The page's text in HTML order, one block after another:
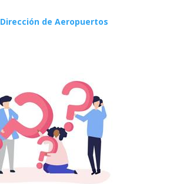
Dirección de Aeropuertos